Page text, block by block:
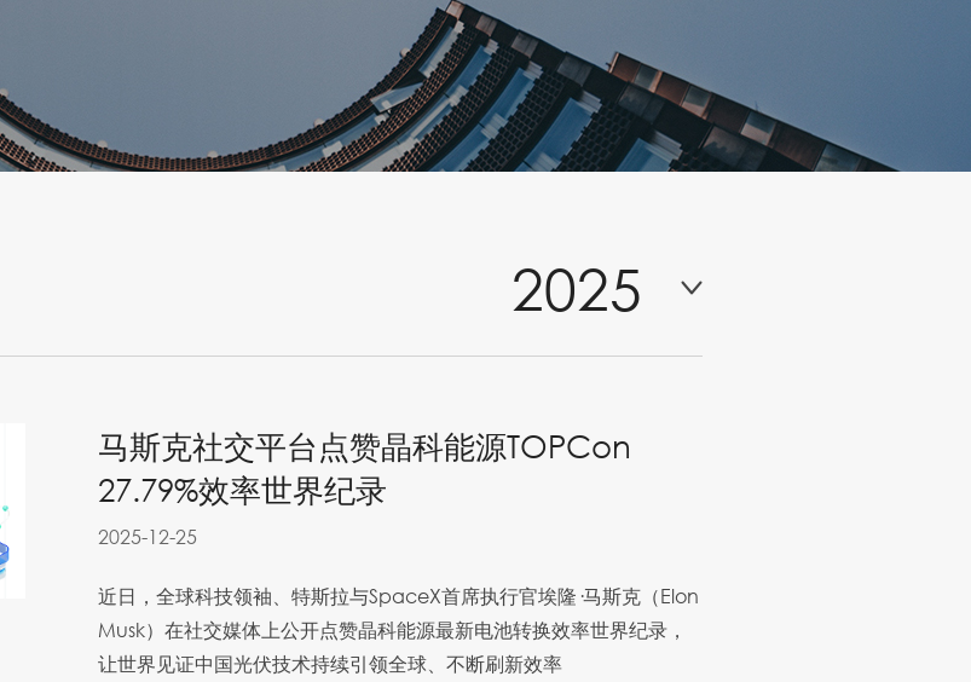
2025
马斯克社交平台点赞晶科能源TOPCon
27.79%效率世界纪录
2025-12-25
近日，全球科技领袖、特斯拉与SpaceX首席执行官埃隆·马斯克（Elon
Musk）在社交媒体上公开点赞晶科能源最新电池转换效率世界纪录，
让世界见证中国光伏技术持续引领全球、不断刷新效率